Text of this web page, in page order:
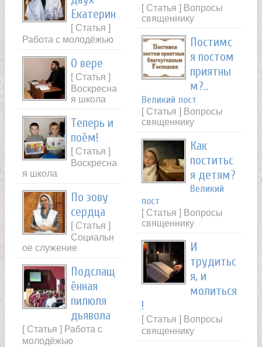
Екатерин
[ Статья ]
Работа с молодёжью
О вере
[ Статья ]
Воскресна
я школа
Теперь и
поём!
[ Статья ]
Воскресна
я школа
По зову
сердца
[ Статья ]
Социальн
ое служение
Подслащ
ённая
пилюля
дьявола
[ Статья ] Работа с
молодёжью
[ Статья ] Вопросы
священнику
Постимс
я постом
приятны
м?..
Великий пост
[ Статья ] Вопросы
священнику
Как
поститьс
я детям?
Великий
пост
[ Статья ] Вопросы
священнику
И
трудитьс
я, и
молиться
!
[ Статья ] Вопросы
священнику